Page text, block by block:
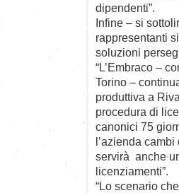
dipendenti”.
Infine – si
rappresentanti
soluzioni
“L’Embraco –
Torino –
produttiva a
procedura di
canonici 75
l’azienda
servirà anche
licenziamenti”.
“Lo scenario